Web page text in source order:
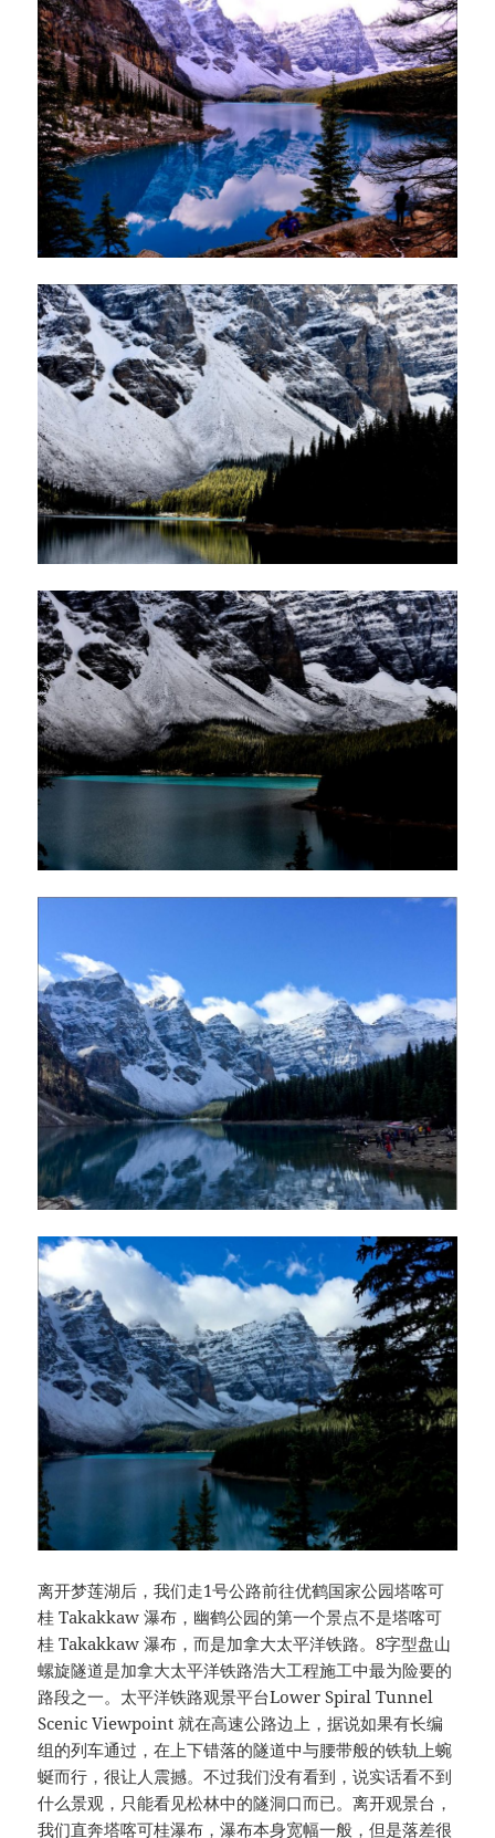
离开梦莲湖后，我们走1号公路前往优鹤国家公园塔喀可
桂 Takakkaw 瀑布，幽鹤公园的第一个景点不是塔喀可
桂 Takakkaw 瀑布，而是加拿大太平洋铁路。8字型盘山
螺旋隧道是加拿大太平洋铁路浩大工程施工中最为险要的
路段之一。太平洋铁路观景平台Lower Spiral Tunnel
Scenic Viewpoint 就在高速公路边上，据说如果有长编
组的列车通过，在上下错落的隧道中与腰带般的铁轨上蜿
蜒而行，很让人震撼。不过我们没有看到，说实话看不到
什么景观，只能看见松林中的隧洞口而已。离开观景台，
我们直奔塔喀可桂瀑布，瀑布本身宽幅一般，但是落差很